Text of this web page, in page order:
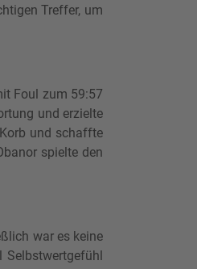
Treffer, um
Foul zum 59:57
und erzielte
und schaffte
spielte den
war es keine